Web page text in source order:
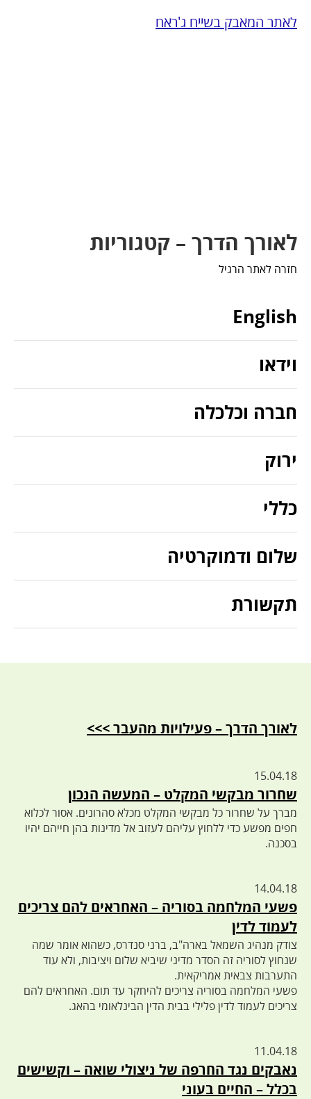
לאתר המאבק בשייח ג'ראח
לאורך הדרך – קטגוריות
חזרה לאתר הרגיל
English
וידאו
חברה וכלכלה
ירוק
כללי
שלום ודמוקרטיה
תקשורת
לאורך הדרך – פעילויות מהעבר >>>
15.04.18
שחרור מבקשי המקלט – המעשה הנכון
מברך על שחרור כל מבקשי המקלט מכלא סהרונים. אסור לכלוא
חפים מפשע כדי ללחוץ עליהם לעזוב אל מדינות בהן חייהם יהיו
בסכנה.
14.04.18
פשעי המלחמה בסוריה – האחראים להם צריכים
לעמוד לדין
צודק מנהיג השמאל בארה"ב, ברני סנדרס, כשהוא אומר שמה
שנחוץ לסוריה זה הסדר מדיני שיביא שלום ויציבות, ולא עוד
התערבות צבאית אמריקאית.
פשעי המלחמה בסוריה צריכים להיחקר עד תום. האחראים להם
צריכים לעמוד לדין פלילי בבית הדין הבינלאומי בהאג.
11.04.18
נאבקים נגד החרפה של ניצולי שואה – וקשישים
בכלל – החיים בעוני